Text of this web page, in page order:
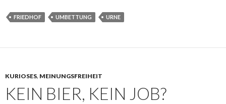
FRIEDHOF UMBETTUNG URNE
KURIOSES, MEINUNGSFREIHEIT
KEIN BIER, KEIN JOB?